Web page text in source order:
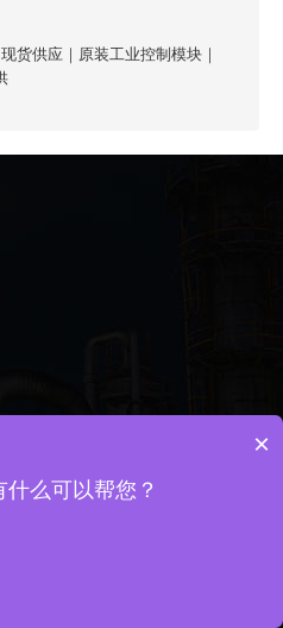
货供应｜原装工业控制模块｜
现代城A座6楼609
进出口有限公司 版权所有 备案号：
×
么可以帮您？